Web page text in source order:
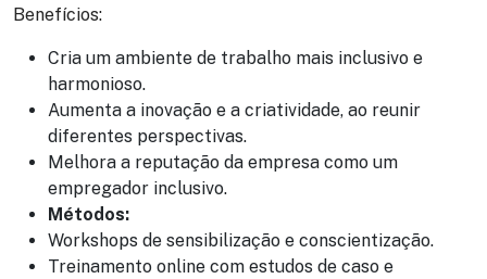
Benefícios:
Cria um ambiente de trabalho mais inclusivo e
harmonioso.
Aumenta a inovação e a criatividade, ao reunir
diferentes perspectivas.
Melhora a reputação da empresa como um
empregador inclusivo.
Métodos:
Workshops de sensibilização e conscientização.
Treinamento online com estudos de caso e